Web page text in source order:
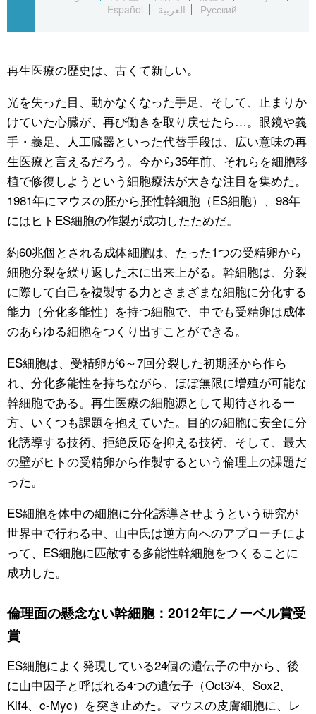
お知らせ
公式SNS
Español
العربية Русский
再生医療の歴史は、古くて新しい。
光を失った目、動かなくなった手足、そして、止まりか
けていた心臓が、再び働きを取り戻せたら…。眼鏡や義
手・義足、人工臓器といった代替手段は、広い意味の再
生医療と言えるだろう。今から35年前、それらを細胞移
植で修復しようという細胞療法が大きな注目を集めた。
1981年にマウスの胚から胚性幹細胞（ES細胞）、98年
にはヒトES細胞の作製が成功したためだ。
約60兆個とされる成体細胞は、たった1つの受精卵から
細胞分裂を繰り返した末に出来上がる。幹細胞は、分裂
に際して自己を複製する力とさまざまな細胞に分化する
能力（分化多能性）を持つ細胞で、中でも受精卵は成体
のあらゆる細胞をつくり出すことができる。
ES細胞は、受精卵が6～7回分裂した初期胚から作ら
れ、分化多能性を持ちながら、ほぼ無限に増殖が可能な
幹細胞である。再生医療の細胞源として期待される一
方、いくつも課題を抱えていた。目的の細胞に安全に分
化誘導する技術、拒絶反応を抑える技術、そして、最大
の壁がヒトの受精卵から作製するという倫理上の課題だ
った。
ES細胞を体中の細胞に分化誘導させようという研究が
世界中で行わる中、山中氏は逆方向へのアプローチによ
って、ES細胞に匹敵する多能性幹細胞をつくることに
成功した。
倫理面の懸念ない幹細胞：2012年にノーベル賞受
賞
ES細胞によく発現している24個の遺伝子の中から、後
に山中因子と呼ばれる4つの遺伝子（Oct3/4、Sox2、
Klf4、c-Myc）を突き止めた。マウスの皮膚細胞に、レ